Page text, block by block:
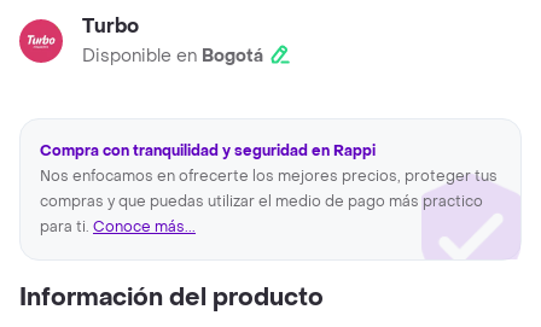
Turbo
Disponible en Bogotá
Compra con tranquilidad y seguridad en Rappi
Nos enfocamos en ofrecerte los mejores precios, proteger tus
compras y que puedas utilizar el medio de pago más practico
para ti. Conoce más...
Información del producto